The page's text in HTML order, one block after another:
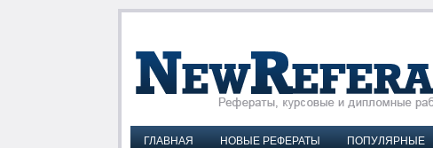
ГЛАВНАЯ НОВЫЕ РЕФЕРАТЫ ПОПУЛЯРНЫЕ